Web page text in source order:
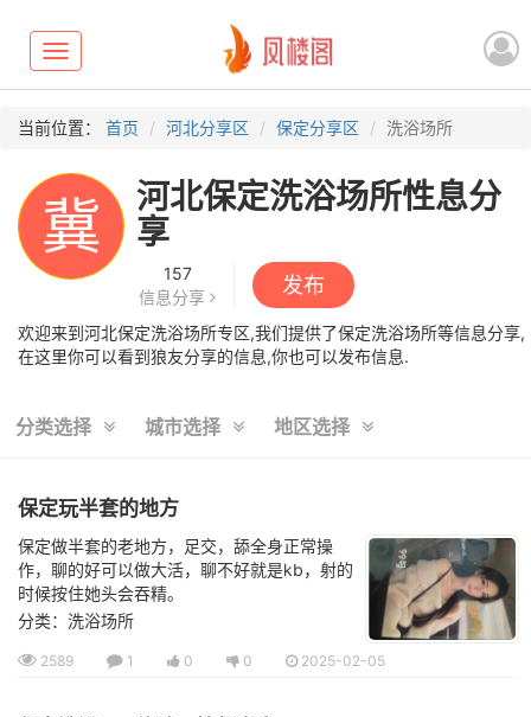
Toggle
navigation
当前位置： 首页 河北分享区 保定分享区 洗浴场所
冀
河北保定洗浴场所性息分
享
157
信息分享
发布
欢迎来到河北保定洗浴场所专区,我们提供了保定洗浴场所等信息分享,
在这里你可以看到狼友分享的信息,你也可以发布信息.
分类选择 城市选择 地区选择
保定玩半套的地方
保定做半套的老地方，足交，舔全身正常操
作，聊的好可以做大活，聊不好就是kb，射的
时候按住她头会吞精。
分类：洗浴场所
2589 1 0 0 2025-02-05